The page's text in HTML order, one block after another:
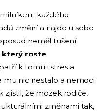
každého
změní a najde u sebe
neměl tušení.
který roste
k tomu i stres a
mu nic nestalo a nemoci
zjistil, že mozek rodiče,
změnami tak,